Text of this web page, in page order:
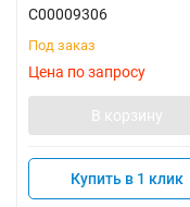
C00009306
Под заказ
Цена по запросу
В корзину
Купить в 1 клик